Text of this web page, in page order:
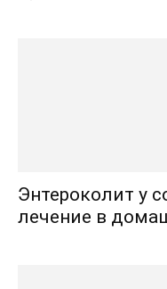
Энтероколит у
лечение в